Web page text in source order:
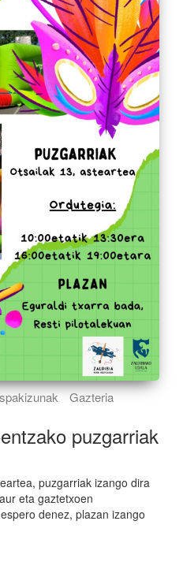
Gazteria
puzgarriak
puzgarriak izango dira
eta gaztetxoen
denez, plazan izango